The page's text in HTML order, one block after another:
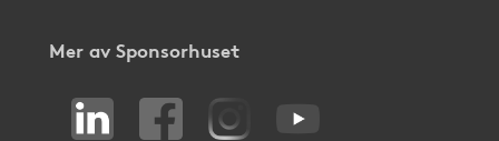
Mer av Sponsorhuset